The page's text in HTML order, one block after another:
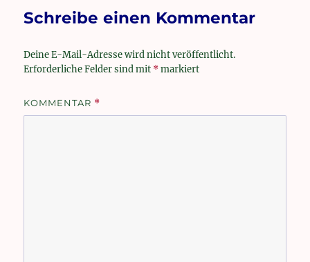
Schreibe einen Kommentar
Deine E-Mail-Adresse wird nicht veröffentlicht.
Erforderliche Felder sind mit *markiert
KOMMENTAR *